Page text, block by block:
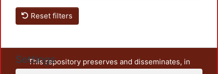
Reset filters
Settings
This repository preserves and disseminates, in